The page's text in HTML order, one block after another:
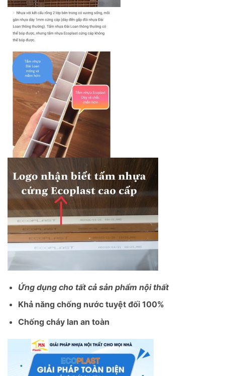
Ứng dụng cho tất cả sản phẩm nội thất
Khả năng chống nước tuyệt đối 100%
Chống cháy lan an toàn